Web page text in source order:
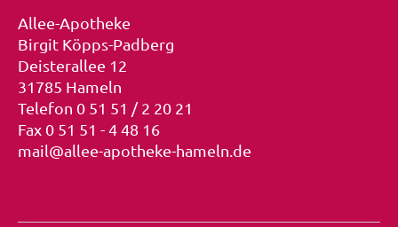
Allee-Apotheke
Birgit Köpps-Padberg
Deisterallee 12
31785 Hameln
Telefon 0 51 51 / 2 20 21
Fax 0 51 51 - 4 48 16
mail@allee-apotheke-hameln.de